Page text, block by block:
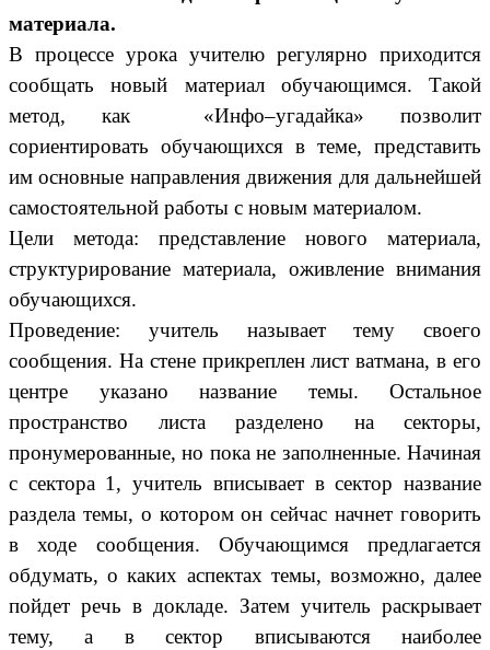
материала.
В процессе урока учителю регулярно приходится
сообщать новый материал обучающимся. Такой
метод, как «Инфо–угадайка» позволит
сориентировать обучающихся в теме, представить
им основные направления движения для дальнейшей
самостоятельной работы с новым материалом.
Цели метода: представление нового материала,
структурирование материала, оживление внимания
обучающихся.
Проведение: учитель называет тему своего
сообщения. На стене прикреплен лист ватмана, в его
центре указано название темы. Остальное
пространство листа разделено на секторы,
пронумерованные, но пока не заполненные. Начиная
с сектора 1, учитель вписывает в сектор название
раздела темы, о котором он сейчас начнет говорить
в ходе сообщения. Обучающимся предлагается
обдумать, о каких аспектах темы, возможно, далее
пойдет речь в докладе. Затем учитель раскрывает
тему, а в сектор вписываются наиболее